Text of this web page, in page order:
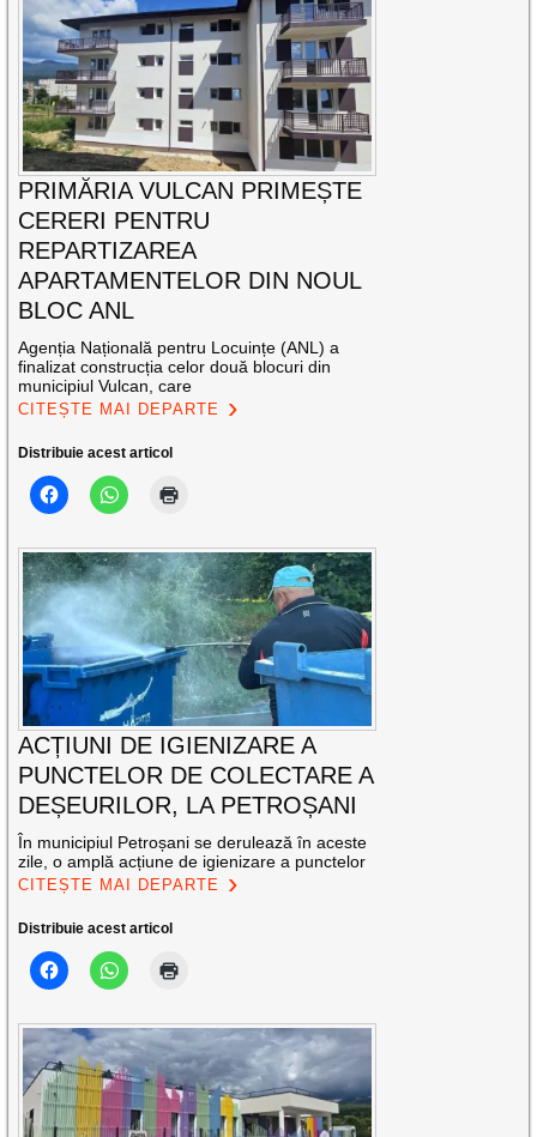
PRIMĂRIA VULCAN PRIMEȘTE
CERERI PENTRU
REPARTIZAREA
APARTAMENTELOR DIN NOUL
BLOC ANL
Agenția Națională pentru Locuințe (ANL) a
finalizat construcția celor două blocuri din
municipiul Vulcan, care
CITEȘTE MAI DEPARTE
Distribuie acest articol
ACȚIUNI DE IGIENIZARE A
PUNCTELOR DE COLECTARE A
DEȘEURILOR, LA PETROȘANI
În municipiul Petroșani se derulează în aceste
zile, o amplă acțiune de igienizare a punctelor
CITEȘTE MAI DEPARTE
Distribuie acest articol